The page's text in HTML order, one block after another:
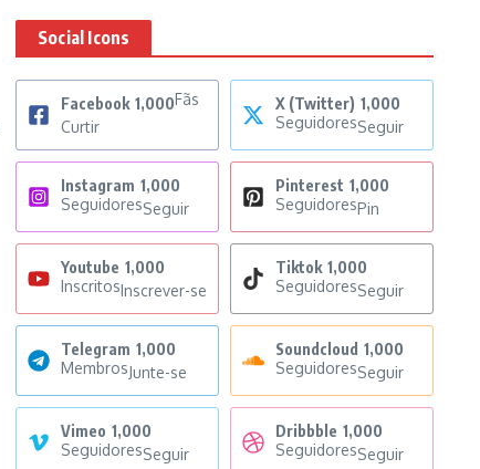
Social Icons
Facebook 1,000Fãs
Curtir
X (Twitter) 1,000
SeguidoresSeguir
Instagram 1,000
SeguidoresSeguir
Pinterest 1,000
SeguidoresPin
Youtube 1,000
InscritosInscrever-se
Tiktok 1,000
SeguidoresSeguir
Telegram 1,000
MembrosJunte-se
Soundcloud 1,000
SeguidoresSeguir
Vimeo 1,000
SeguidoresSeguir
Dribbble 1,000
SeguidoresSeguir